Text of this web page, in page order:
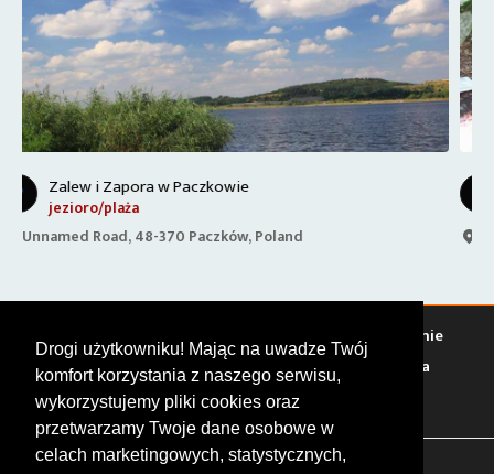
Drogi użytkowniku! Mając na uwadze Twój
komfort korzystania z naszego serwisu,
wykorzystujemy pliki cookies oraz
przetwarzamy Twoje dane osobowe w
celach marketingowych, statystycznych,
Memoriał Janusza Kuliga i Mariana Bublewicza
miejsce spotkań
DW390, Poland
Warto zobaczyć Serwisy Stacje paliw
Jedzenie
Bary Zakwaterowanie Tory Zloty Rajdy
Spotkania
Targi Giełdy Szkolenia